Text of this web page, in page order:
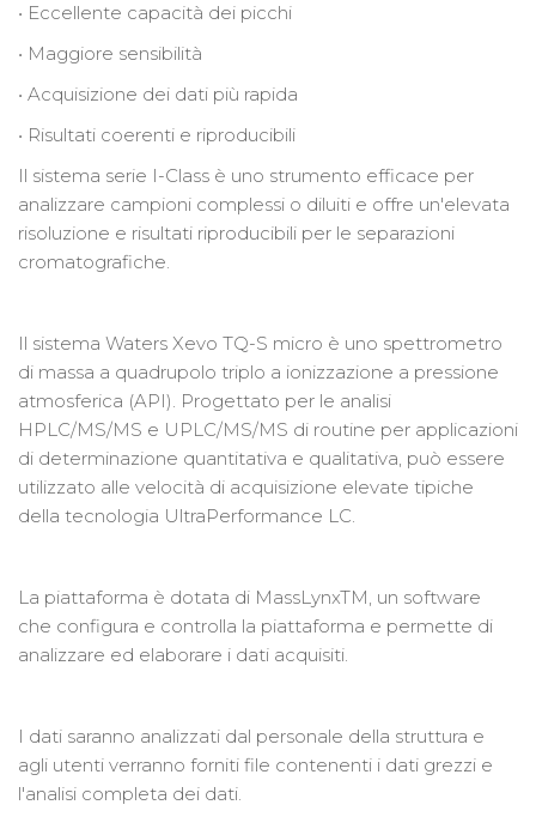
• Eccellente capacità dei picchi
• Maggiore sensibilità
• Acquisizione dei dati più rapida
• Risultati coerenti e riproducibili
Il sistema serie I-Class è uno strumento efficace per
analizzare campioni complessi o diluiti e offre un'elevata
risoluzione e risultati riproducibili per le separazioni
cromatografiche.
Il sistema Waters Xevo TQ-S micro è uno spettrometro
di massa a quadrupolo triplo a ionizzazione a pressione
atmosferica (API). Progettato per le analisi
HPLC/MS/MS e UPLC/MS/MS di routine per applicazioni
di determinazione quantitativa e qualitativa, può essere
utilizzato alle velocità di acquisizione elevate tipiche
della tecnologia UltraPerformance LC.
La piattaforma è dotata di MassLynxTM, un software
che configura e controlla la piattaforma e permette di
analizzare ed elaborare i dati acquisiti.
I dati saranno analizzati dal personale della struttura e
agli utenti verranno forniti file contenenti i dati grezzi e
l'analisi completa dei dati.